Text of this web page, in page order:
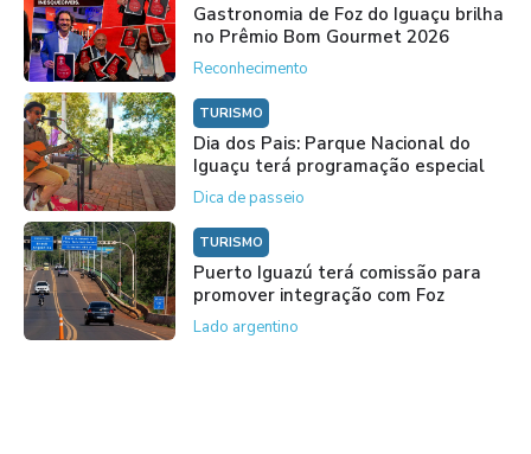
Gastronomia de Foz do Iguaçu brilha
no Prêmio Bom Gourmet 2026
Reconhecimento
TURISMO
Dia dos Pais: Parque Nacional do
Iguaçu terá programação especial
Dica de passeio
TURISMO
Puerto Iguazú terá comissão para
promover integração com Foz
Lado argentino